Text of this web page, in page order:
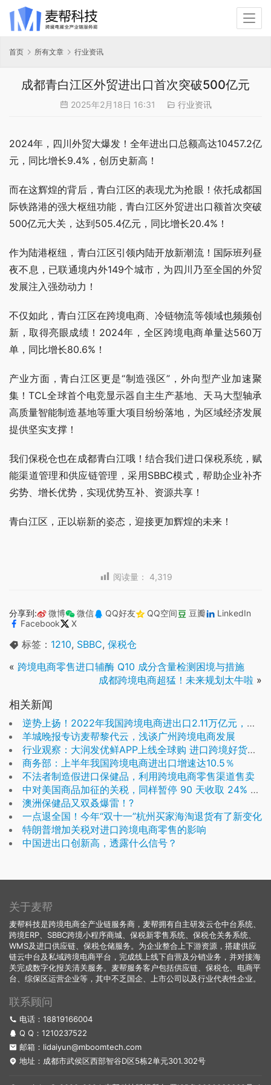
首页 所有文章 行业资讯
成都青白江区外贸进出口首次突破500亿元
2025年2月18日 16:31 行业资讯
2024年，四川外贸大爆发！全年进出口总额高达10457.2亿
元，同比增长9.4%，创历史新高！
而在这辉煌的背后，青白江区的表现尤为抢眼！依托成都国
际铁路港的强大枢纽功能，青白江区外贸进出口额首次突破
500亿元大关，达到505.4亿元，同比增长20.4%！
作为陆港枢纽，青白江区引领内陆开放新潮流！国际班列昼
夜不息，已联通境内外149个城市，为四川乃至全国的外贸
发展注入强劲动力！
不仅如此，青白江区在跨境电商、冷链物流等领域也频频创
新，取得亮眼成绩！2024年，全区跨境电商单量达560万
单，同比增长80.6%！
产业方面，青白江区更是“制造强区”，外向型产业加速聚
集！TCL全球首个电竞显示器自主生产基地、天马大型轴承
高质量智能制造基地等重大项目纷纷落地，为区域经济发展
提供坚实支撑！
我们保税仓也在成都青白江哦！结合我们进口保税系统，赋
能渠道管理和供应链管理，采用SBBC模式，帮助企业补齐
劣势、增长优势，实现优势互补、资源共享！
青白江区，正以崭新的姿态，迎接更加辉煌的未来！
阅读量： 4,319
分享到: 微博 微信 QQ好友 QQ空间 豆瓣
LinkedIn
Facebook
X
标签： 1210, SBBC, 保税仓
« 跨境电商零售进口辅酶 Q10 成分含量检测困境与措施
成都跨境电商超猛！未来规划太牛啦 »
相关新闻
逆势上扬！2022年我国跨境电商进出口2.11万亿元，增长9.8%
羊城晚报专访麦帮黎代云，浅谈广州跨境电商发展
行业观察：大润发优鲜APP上线全球购 进口跨境好货保税仓直发
商务部：上半年我国跨境电商进出口增速达10.5％
不法者制造假进口保健品，利用跨境电商零售渠道售卖
中对美国商品加征的关税，同样暂停 90 天收取 24% 的关税，保留 10% 的关税
澳洲保健品又双叒爆雷！?
一点退全国！今年“双十一”杭州买家海淘退货有了新变化
特朗普增加关税对进口跨境电商零售的影响
中国进出口创新高，透露什么信号？
关于麦帮
麦帮科技是跨境电商全产业链服务商，麦帮拥有自主研发云仓中台系统、
跨境ERP、SBBC跨境小程序商城、保税新零售系统、保税仓关务系统、
WMS及进口供应链、保税仓储服务。为企业整合上下游资源，搭建供应
链云中台及私域跨境电商平台，完成线上线下自营及分销业务，并对接海
关完成数字化报关清关服务。麦帮服务客户包括供应链、保税仓、电商平
台、综保区运营企业等，其中不乏国企、上市公司以及行业代表性企业。
联系顾问
电话：18819166004
Q Q： 1210237522
邮箱：lidaiyun@mboomtech.com
地址：成都市武侯区西部智谷D区5栋2单元301.302号